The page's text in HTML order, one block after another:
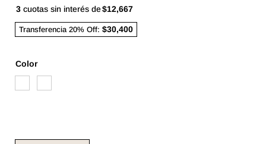
3cuotas sin interés de$12,667
Transferencia 20% Off: $30,400
Color